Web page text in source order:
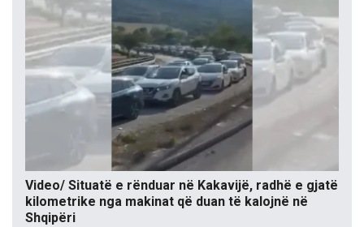
Video/ Situatë e rënduar në Kakavijë, radhë e gjatë
kilometrike nga makinat që duan të kalojnë në
Shqipëri